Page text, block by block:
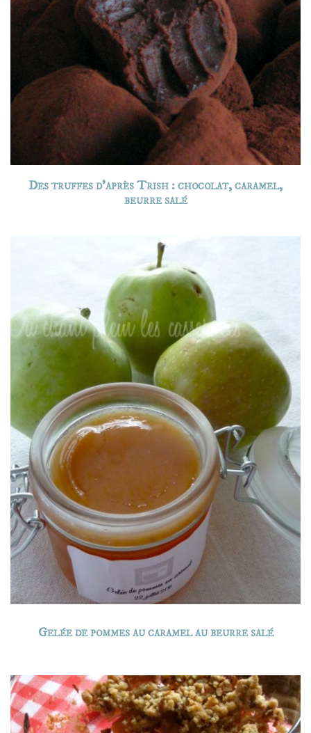
Des truffes d’après Trish : chocolat, caramel,
beurre salé
Gelée de pommes au caramel au beurre salé